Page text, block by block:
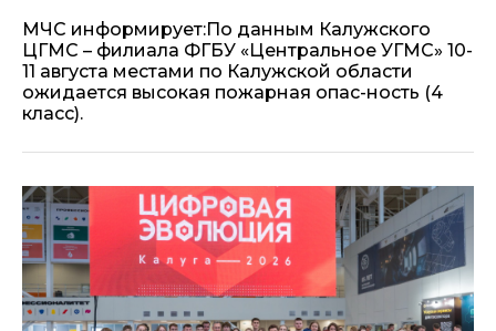
МЧС информирует:По данным Калужского
ЦГМС – филиала ФГБУ «Центральное УГМС» 10-
11 августа местами по Калужской области
ожидается высокая пожарная опас-ность (4
класс).